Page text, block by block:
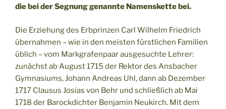
die bei der Segnung genannte Namenskette bei.
Die Erziehung des Erbprinzen Carl Wilhelm Friedrich
übernahmen – wie in den meisten fürstlichen Familien
üblich – vom Markgrafenpaar ausgesuchte Lehrer:
zunächst ab August 1715 der Rektor des Ansbacher
Gymnasiums, Johann Andreas Uhl, dann ab Dezember
1717 Clausus Josias von Behr und schließlich ab Mai
1718 der Barockdichter Benjamin Neukirch. Mit dem